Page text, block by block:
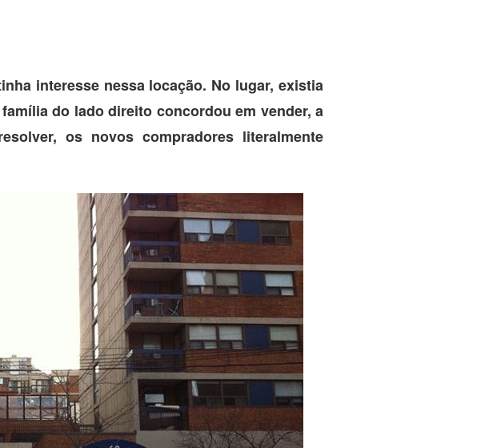
interesse nessa locação. No lugar, existia
do lado direito concordou em vender, a
os novos compradores literalmente